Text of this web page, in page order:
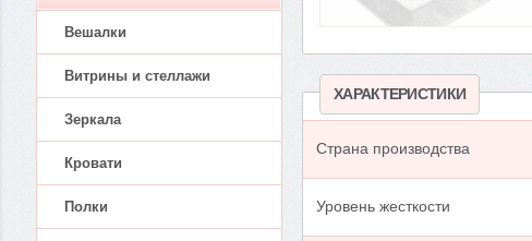
ХАРАКТЕРИСТИКИ
Страна производства
Уровень жесткости
Вешалки
Витрины и стеллажи
Зеркала
Кровати
Полки